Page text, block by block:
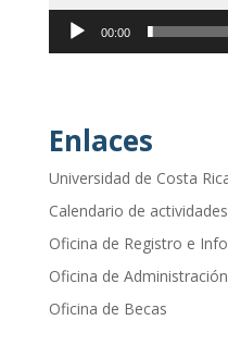
00:00
Enlaces
Universidad de Costa
Calendario de
Oficina de Registro e
Oficina de
Oficina de Becas